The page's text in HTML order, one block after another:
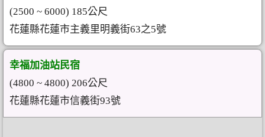
(2500 ~ 6000) 185公尺
花蓮縣花蓮市主義里明義街63之5號
幸福加油站民宿
(4800 ~ 4800) 206公尺
花蓮縣花蓮市信義街93號